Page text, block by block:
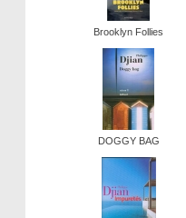
Brooklyn Follies
DOGGY BAG